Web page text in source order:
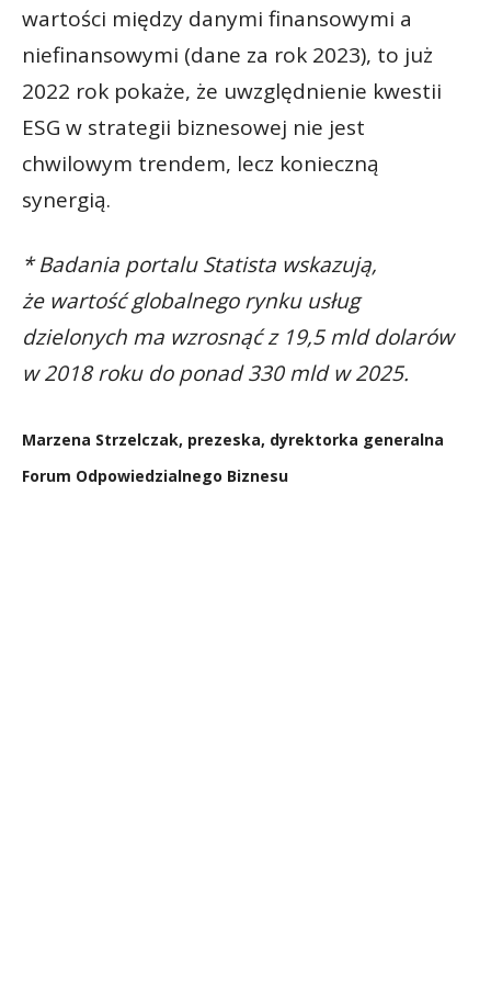
wartości między danymi finansowymi a
niefinansowymi (dane za rok 2023), to już
2022 rok pokaże, że uwzględnienie kwestii
ESG w strategii biznesowej nie jest
chwilowym trendem, lecz konieczną
synergią.
* Badania portalu Statista wskazują,
że wartość globalnego rynku usług
dzielonych ma wzrosnąć z 19,5 mld dolarów
w 2018 roku do ponad 330 mld w 2025.
Marzena Strzelczak, prezeska, dyrektorka generalna
Forum Odpowiedzialnego Biznesu